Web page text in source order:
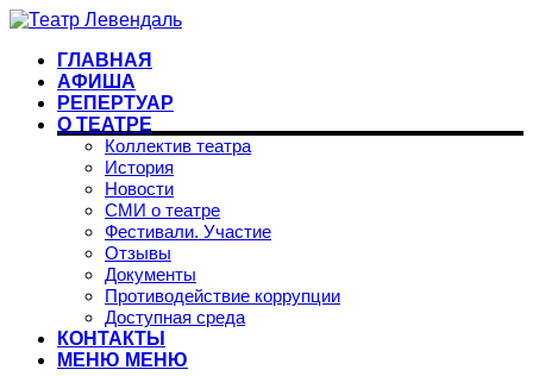
ГЛАВНАЯ
АФИША
РЕПЕРТУАР
О ТЕАТРЕ
Коллектив театра
История
Новости
СМИ о театре
Фестивали. Участие
Отзывы
Документы
Противодействие коррупции
Доступная среда
КОНТАКТЫ
МЕНЮ МЕНЮ